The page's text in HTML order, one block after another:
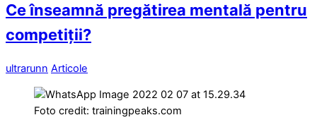
Ce înseamnă pregătirea mentală pentru
competiții?
ultrarunn Articole
Foto credit: trainingpeaks.com